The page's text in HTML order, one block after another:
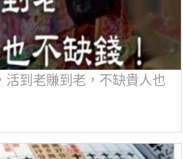
活到老賺到老，不缺貴人也